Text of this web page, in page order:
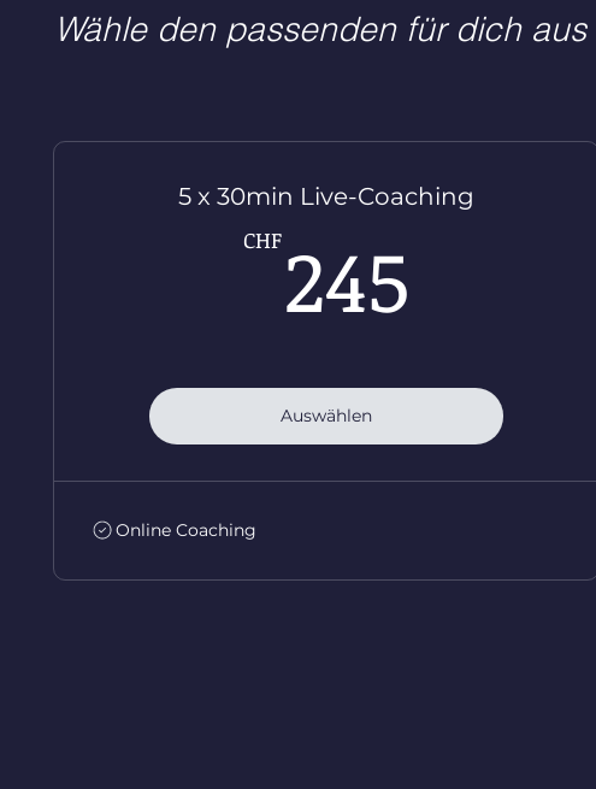
Wähle den passenden für dich aus
5 x 30min Live-Coaching
CHF245
Auswählen
Online Coaching